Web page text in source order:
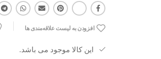
افزودن به لیست علاقه‌مندی ها
این کالا موجود می باشد.